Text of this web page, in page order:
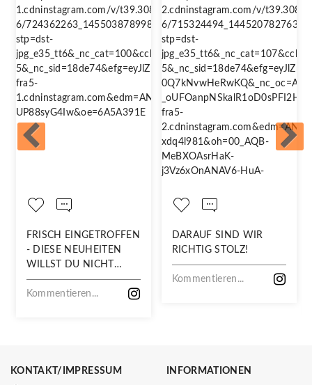
FRISCH EINGETROFFEN
- DIESE NEUHEITEN
WILLST DU NICHT
VERPASSEN!
Kommentieren...
DARAUF SIND WIR
RICHTIG STOLZ!
Kommentieren...
KONTAKT/IMPRESSUM INFORMATIONEN